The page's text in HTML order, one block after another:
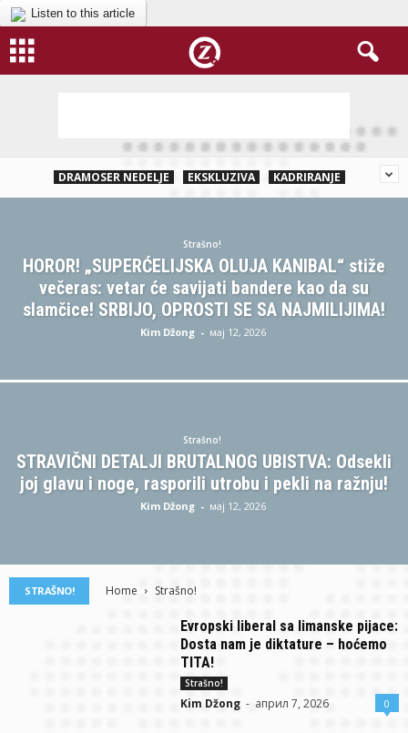
Listen to this article
DRAMOSER NEDELJE EKSKLUZIVA KADRIRANJE
Strašno!
HOROR! „SUPERĆELIJSKA OLUJA KANIBAL“ stiže
večeras: vetar će savijati bandere kao da su
slamčice! SRBIJO, OPROSTI SE SA NAJMILIJIMA!
Kim Džong - мај 12, 2026
Strašno!
STRAVIČNI DETALJI BRUTALNOG UBISTVA: Odsekli
joj glavu i noge, rasporili utrobu i pekli na ražnju!
Kim Džong - мај 12, 2026
STRAŠNO! Home Strašno!
Evropski liberal sa limanske pijace:
Dosta nam je diktature – hoćemo
TITA!
Strašno!
Kim Džong - април 7, 2026 0